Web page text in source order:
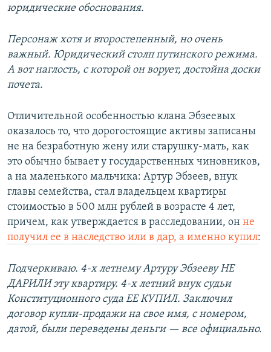
юридические обоснования.
Персонаж хотя и второстепенный, но очень
важный. Юридический столп путинского режима.
А вот наглость, с которой он ворует, достойна доски
почета.
Отличительной особенностью клана Эбзеевых
оказалось то, что дорогостоящие активы записаны
не на безработную жену или старушку-мать, как
это обычно бывает у государственных чиновников,
а на маленького мальчика: Артур Эбзеев, внук
главы семейства, стал владельцем квартиры
стоимостью в 500 млн рублей в возрасте 4 лет,
причем, как утверждается в расследовании, он не
получил ее в наследство или в дар, а именно купил:
Подчеркиваю. 4-х летнему Артуру Эбзееву НЕ
ДАРИЛИ эту квартиру. 4-х летний внук судьи
Конституционного суда ЕЕ КУПИЛ. Заключил
договор купли-продажи на свое имя, с номером,
датой, были переведены деньги — все официально.